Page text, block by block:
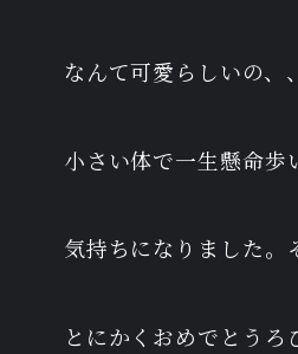
なんて可愛らしいの、
小さい体で一生懸命歩
気持ちになりました。
とにかくおめでとう